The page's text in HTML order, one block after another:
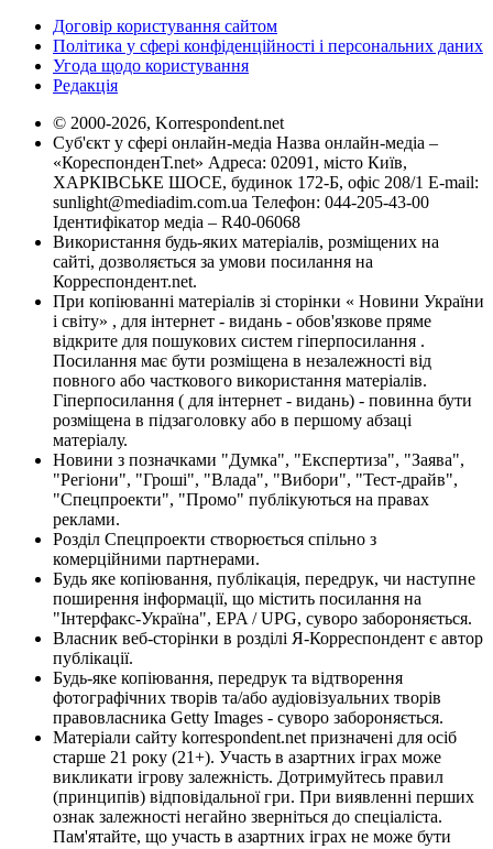
Договір користування сайтом
Політика у сфері конфіденційності і персональних даних
Угода щодо користування
Редакція
© 2000-2026, Korrespondent.net
Суб'єкт у сфері онлайн-медіа Назва онлайн-медіа –
«КореспонденТ.net» Адреса: 02091, місто Київ,
ХАРКІВСЬКЕ ШОСЕ, будинок 172-Б, офіс 208/1 E-mail:
sunlight@mediadim.com.ua Телефон: 044-205-43-00
Ідентифікатор медіа – R40-06068
Використання будь-яких матеріалів, розміщених на
сайті, дозволяється за умови посилання на
Корреспондент.net.
При копіюванні матеріалів зі сторінки « Новини України
і світу» , для інтернет - видань - обов'язкове пряме
відкрите для пошукових систем гіперпосилання .
Посилання має бути розміщена в незалежності від
повного або часткового використання матеріалів.
Гіперпосилання ( для інтернет - видань) - повинна бути
розміщена в підзаголовку або в першому абзаці
матеріалу.
Новини з позначками "Думка", "Експертиза", "Заява",
"Регіони", "Гроші", "Влада", "Вибори", "Тест-драйв",
"Спецпроекти", "Промо" публікуються на правах
реклами.
Розділ Спецпроекти створюється спільно з
комерційними партнерами.
Будь яке копіювання, публікація, передрук, чи наступне
поширення інформації, що містить посилання на
"Інтерфакс-Україна", EPA / UPG, суворо забороняється.
Власник веб-сторінки в розділі Я-Корреспондент є автор
публікації.
Будь-яке копіювання, передрук та відтворення
фотографічних творів та/або аудіовізуальних творів
правовласника Getty Images - суворо забороняється.
Матеріали сайту korrespondent.net призначені для осіб
старше 21 року (21+). Участь в азартних іграх може
викликати ігрову залежність. Дотримуйтесь правил
(принципів) відповідальної гри. При виявленні перших
ознак залежності негайно зверніться до спеціаліста.
Пам'ятайте, що участь в азартних іграх не може бути